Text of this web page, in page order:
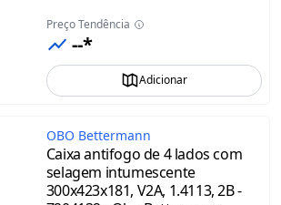
Preço Tendência
--*
Adicionar
OBO Bettermann
Caixa antifogo de 4 lados com
selagem intumescente
300x423x181, V2A, 1.4113, 2B -